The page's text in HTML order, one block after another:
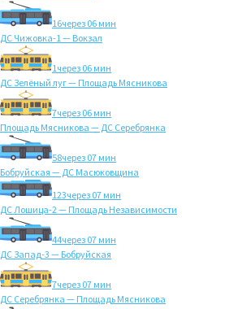
16через 06 мин
ДС Чижовка-1 — Вокзал
1через 06 мин
ДС Зелёный луг — Площадь Мясникова
7через 06 мин
Площадь Мясникова — ДС Серебрянка
58через 07 мин
Бобруйская — ДС Масюковщина
123через 07 мин
ДС Лошица-2 — Площадь Независимости
44через 07 мин
ДС Запад-3 — Бобруйская
7через 07 мин
ДС Серебрянка — Площадь Мясникова